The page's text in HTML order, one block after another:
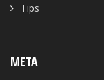
Tips
META